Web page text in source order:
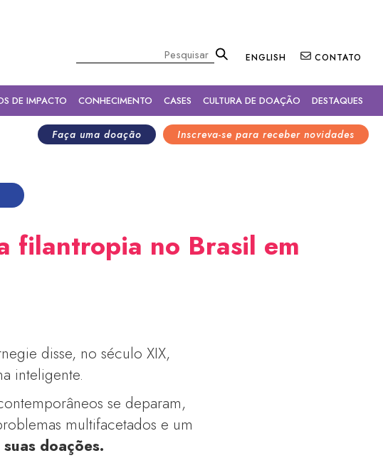
ENGLISH CONTATO
DE IMPACTO CONHECIMENTO CASES CULTURA DE DOAÇÃO DESTAQUES
Inscreva-se para receber novidades
Faça uma doação
filantropia no Brasil em
disse, no século XIX,
inteligente.
se deparam,
multifacetados e um
doações.